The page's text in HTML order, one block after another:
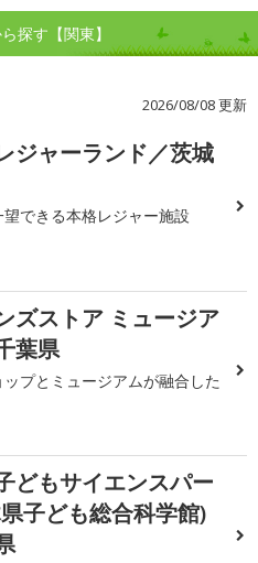
探す【関東】
2026/08/08 更新
ジャーランド／茨城
できる本格レジャー施設
ズストア ミュージア
葉県
プとミュージアムが融合した
どもサイエンスパー
子ども総合科学館)